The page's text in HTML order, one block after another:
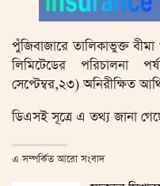
পুঁজিবাজারে তালিকাভুক্ত
লিমিটেডের পরিচালনা
সেপ্টেম্বর,২৩) অনিরীক্ষিত
ডিএসই সূত্রে এ তথ্য জানা
এ সম্পর্কিত আরো সংবাদ